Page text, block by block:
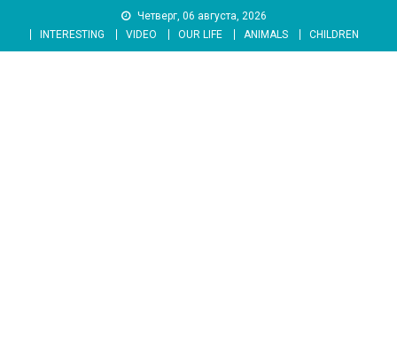
content
Четверг, 06 августа, 2026
INTERESTING
VIDEO OUR LIFE ANIMALS CHILDREN